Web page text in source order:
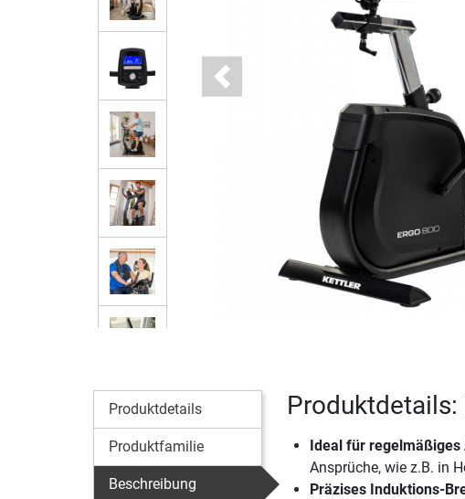
Previous
Produktdetails
Produktfamilie
Beschreibung
Ideal für regelmäßiges
Ansprüche, wie z.B. in
Präzises Induktions-